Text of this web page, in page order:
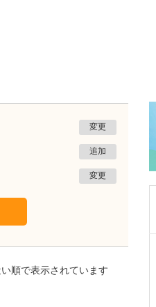
変更
追加
変更
順で表示されています